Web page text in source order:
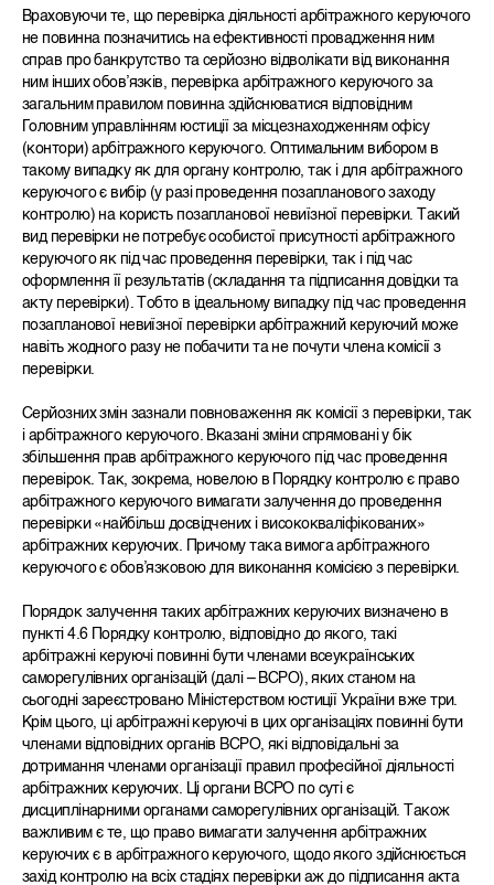
Враховуючи те, що перевірка діяльності арбітражного керуючого
не повинна позначитись на ефективності провадження ним
справ про банкрутство та серйозно відволікати від виконання
ним інших обов’язків, перевірка арбітражного керуючого за
загальним правилом повинна здійснюватися відповідним
Головним управлінням юстиції за місцезнаходженням офісу
(контори) арбітражного керуючого. Оптимальним вибором в
такому випадку як для органу контролю, так і для арбітражного
керуючого є вибір (у разі проведення позапланового заходу
контролю) на користь позапланової невиїзної перевірки. Такий
вид перевірки не потребує особистої присутності арбітражного
керуючого як під час проведення перевірки, так і під час
оформлення її результатів (складання та підписання довідки та
акту перевірки). Тобто в ідеальному випадку під час проведення
позапланової невиїзної перевірки арбітражний керуючий може
навіть жодного разу не побачити та не почути члена комісії з
перевірки.
Серйозних змін зазнали повноваження як комісії з перевірки, так
і арбітражного керуючого. Вказані зміни спрямовані у бік
збільшення прав арбітражного керуючого під час проведення
перевірок. Так, зокрема, новелою в Порядку контролю є право
арбітражного керуючого вимагати залучення до проведення
перевірки «найбільш досвідчених і висококваліфікованих»
арбітражних керуючих. Причому така вимога арбітражного
керуючого є обов’язковою для виконання комісією з перевірки.
Порядок залучення таких арбітражних керуючих визначено в
пункті 4.6 Порядку контролю, відповідно до якого, такі
арбітражні керуючі повинні бути членами всеукраїнських
саморегулівних організацій (далі – ВСРО), яких станом на
сьогодні зареєстровано Міністерством юстиції України вже три.
Крім цього, ці арбітражні керуючі в цих організаціях повинні бути
членами відповідних органів ВСРО, які відповідальні за
дотримання членами організації правил професійної діяльності
арбітражних керуючих. Ці органи ВСРО по суті є
дисциплінарними органами саморегулівних організацій. Також
важливим є те, що право вимагати залучення арбітражних
керуючих є в арбітражного керуючого, щодо якого здійснюється
захід контролю на всіх стадіях перевірки аж до підписання акта